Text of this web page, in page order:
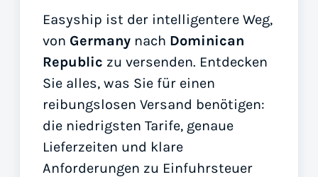
Easyship ist der intelligentere Weg,
von Germany nach Dominican
Republic zu versenden. Entdecken
Sie alles, was Sie für einen
reibungslosen Versand benötigen:
die niedrigsten Tarife, genaue
Lieferzeiten und klare
Anforderungen zu Einfuhrsteuer